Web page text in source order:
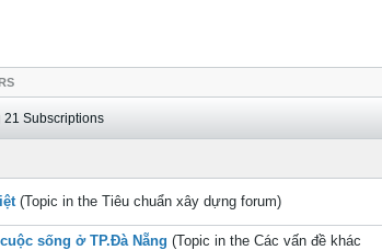
21 Subscriptions
(Topic in the Tiêu chuẩn xây dựng forum)
sống ở TP.Đà Nẵng (Topic in the Các vấn đề khác